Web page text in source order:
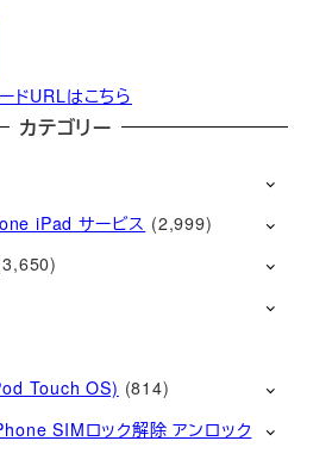
ドURLはこちら
カテゴリー
iPad サービス (2,999)
Touch OS) (814)
SIMロック解除 アンロック